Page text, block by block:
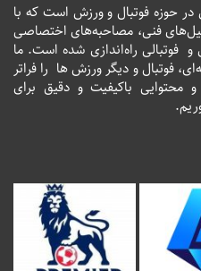
حوزه فوتبال و ورزش است که با
فنی، مصاحبه‌های اختصاصی
فوتبالی راه‌اندازی شده است. ما
فوتبال و دیگر ورزش ها را فراتر
باکیفیت و دقیق برای